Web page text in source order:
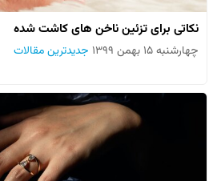
نکاتی برای تزئین ناخن های کاشت شده
چهارشنبه ۱۵ بهمن ۱۳۹۹ جدیدترین مقالات